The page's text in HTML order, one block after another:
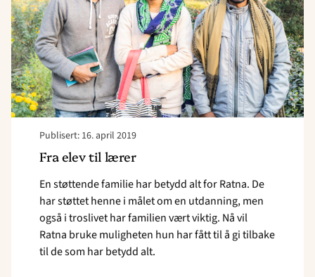
Publisert: 16. april 2019
Fra elev til lærer
En støttende familie har betydd alt for Ratna. De
har støttet henne i målet om en utdanning, men
også i troslivet har familien vært viktig. Nå vil
Ratna bruke muligheten hun har fått til å gi tilbake
til de som har betydd alt.